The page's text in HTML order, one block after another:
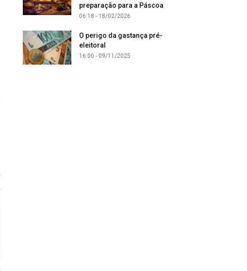
preparação para a Páscoa
06:18 - 18/02/2026
O perigo da gastança pré-
eleitoral
16:00 - 09/11/2025